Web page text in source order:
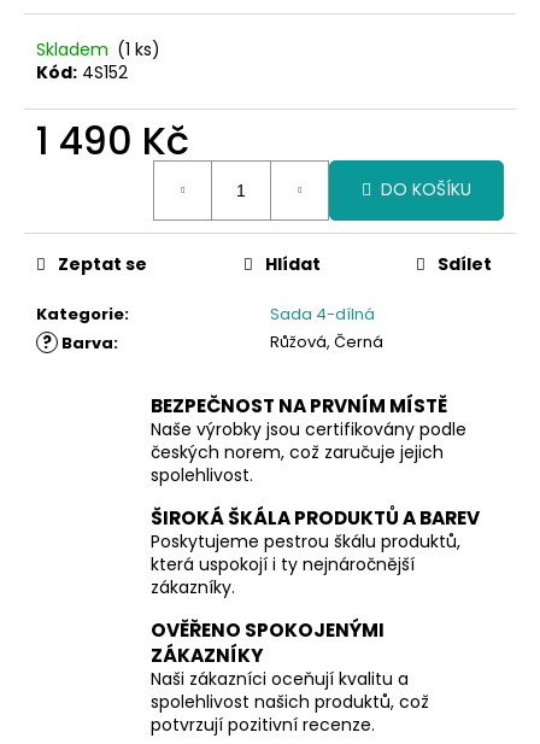
Skladem (1 ks)
Kód: 4S152
1 490 Kč
DO KOŠÍKU
Kategorie: Sada 4-dílná
? Barva: Růžová, Černá
Zeptat se Hlídat Sdílet
BEZPEČNOST NA PRVNÍM MÍSTĚ
Naše výrobky jsou certifikovány podle
českých norem, což zaručuje jejich
spolehlivost.
ŠIROKÁ ŠKÁLA PRODUKTŮ A BAREV
Poskytujeme pestrou škálu produktů,
která uspokojí i ty nejnáročnější
zákazníky.
OVĚŘENO SPOKOJENÝMI
ZÁKAZNÍKY
Naši zákazníci oceňují kvalitu a
spolehlivost našich produktů, což
potvrzují pozitivní recenze.